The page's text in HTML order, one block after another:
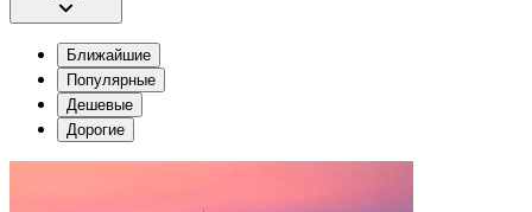
Ближайшие
Популярные
Дешевые
Дорогие